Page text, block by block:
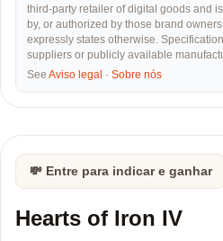
third-party retailer of digital goods and
by, or authorized by those brand
expressly states otherwise.
suppliers or publicly available
See Aviso legal · Sobre nós
💸 Entre para indicar e ganhar
Hearts of Iron IV